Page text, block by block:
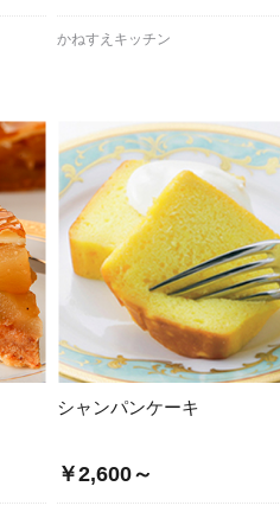
かねすえキッチン
シャンパンケーキ
￥2,600～